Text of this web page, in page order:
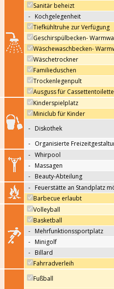
Sanitär beheizt
- Kochgelegenheit
Tiefkühltruhe zur Verfügung
Geschirspülbecken-
Wäschewaschbecken-
Wäschetrockner
Familieduschen
Trockenlegenpult
Ausguss für
Kinderspielplatz
Miniclub für Kinder
- Diskothek
- Organisierte
- Whirpool
- Massagen
- Beauty-Abteilung
- Feuerstätte an Standplatz
Barbecue erlaubt
Volleyball
Basketball
- Mehrfunktionssportplatz
- Minigolf
- Billard
Fahrradverleih
Fußball